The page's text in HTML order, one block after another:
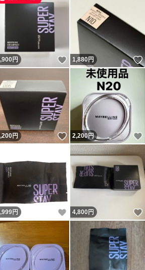
いね！
円 いいね！
1,880円
ね！
円 いいね！
2,200円
いね！
円 いいね！
4,800円